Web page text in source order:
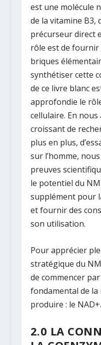
est une molécule
de la vitamine B3,
précurseur direct
rôle est de fournir
briques
synthétiser cette
de ce livre blanc
approfondie le
cellulaire. En
croissant de
plus en plus,
sur l’homme,
preuves
le potentiel du
supplément pour
et fournir des
son utilisation.
Pour apprécier
stratégique du
de commencer
fondamental de la
produire : le NAD+.
2.0 LA